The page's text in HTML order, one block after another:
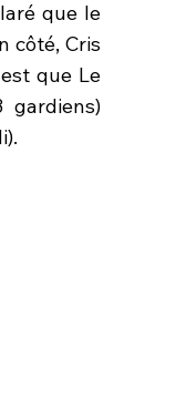
que le
côté, Cris
que Le